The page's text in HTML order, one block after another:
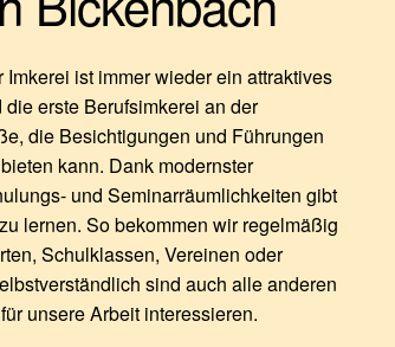
ist immer wieder ein attraktives
erste Berufsimkerei an der
die Besichtigungen und Führungen
kann. Dank modernster
und Seminarräumlichkeiten gibt
lernen. So bekommen wir regelmäßig
Schulklassen, Vereinen oder
sind auch alle anderen
unsere Arbeit interessieren.